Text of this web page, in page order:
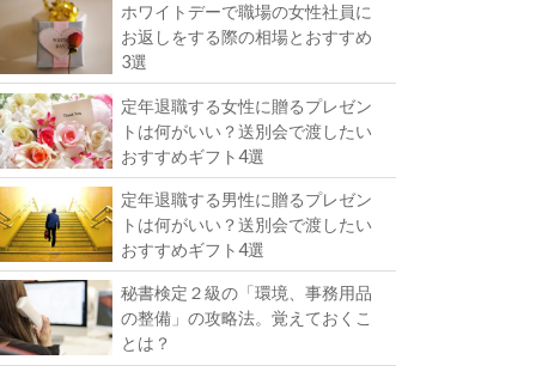
ホワイトデーで職場の女性社員に
お返しをする際の相場とおすすめ
3選
定年退職する女性に贈るプレゼン
トは何がいい？送別会で渡したい
おすすめギフト4選
定年退職する男性に贈るプレゼン
トは何がいい？送別会で渡したい
おすすめギフト4選
秘書検定２級の「環境、事務用品
の整備」の攻略法。覚えておくこ
とは？